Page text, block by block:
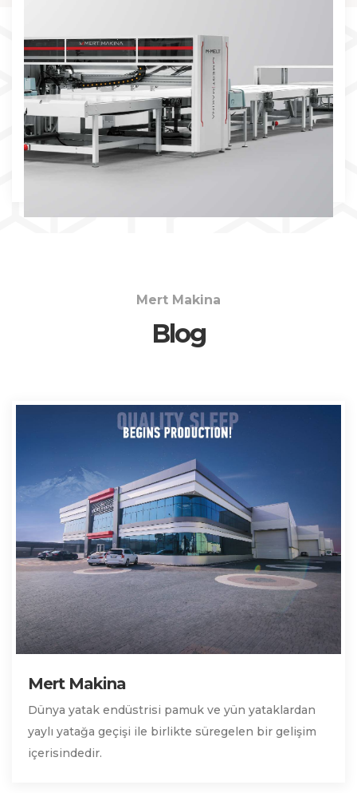
Mert Makina
Blog
Mert Makina
Dünya yatak endüstrisi pamuk ve yün yataklardan
yaylı yatağa geçişi ile birlikte süregelen bir gelişim
içerisindedir.